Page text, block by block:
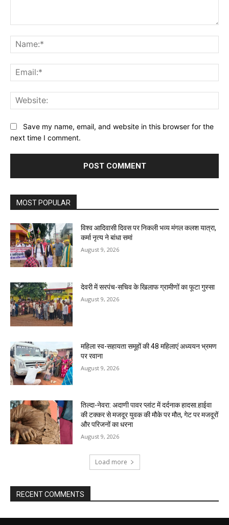
Save my name, email, and website in this browser for the
next time I comment.
MOST POPULAR
विश्व आदिवासी दिवस पर निकली भव्य मंगल कलश यात्रा,
कर्मा नृत्य ने बांधा समां
August 9, 2026
देवरी में सरपंच-सचिव के खिलाफ ग्रामीणों का फूटा गुस्सा
August 9, 2026
महिला स्व-सहायता समूहों की 48 महिलाएं अध्ययन भ्रमण
पर रवाना
August 9, 2026
तिल्दा-नेवरा: अदाणी पावर प्लांट में दर्दनाक हादसा.हाईवा
की टक्कर से मजदूर युवक की मौके पर मौत, गेट पर मजदूरों
और परिजनों का धरना
August 9, 2026
Load more
RECENT COMMENTS